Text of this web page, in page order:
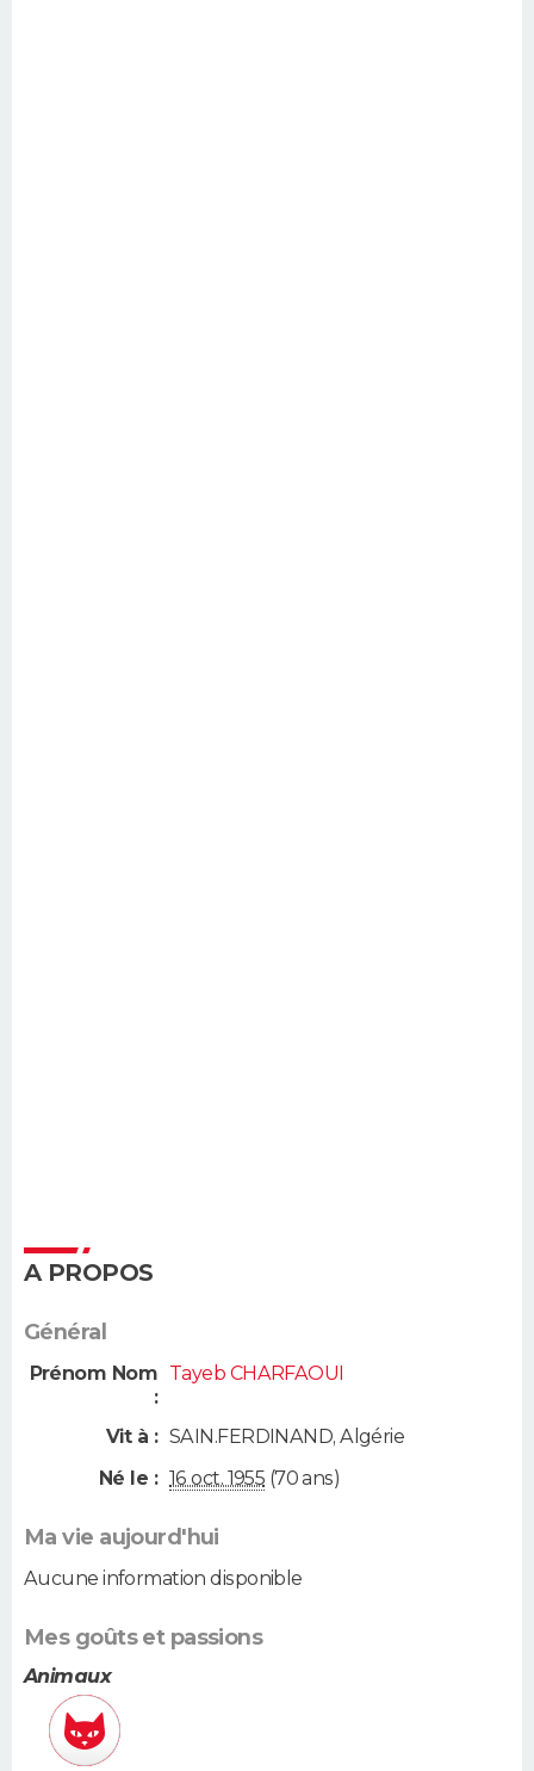
A PROPOS
Général
Prénom Nom
:
Tayeb CHARFAOUI
Vit à : SAIN.FERDINAND,Algérie
Né le : 16 oct. 1955 (70 ans)
Ma vie aujourd'hui
Aucune information disponible
Mes goûts et passions
Animaux